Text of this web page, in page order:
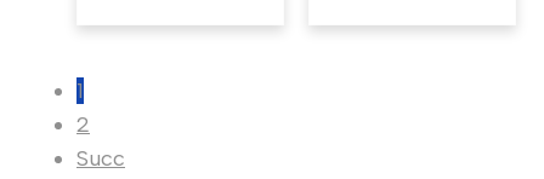
1
2
Succ